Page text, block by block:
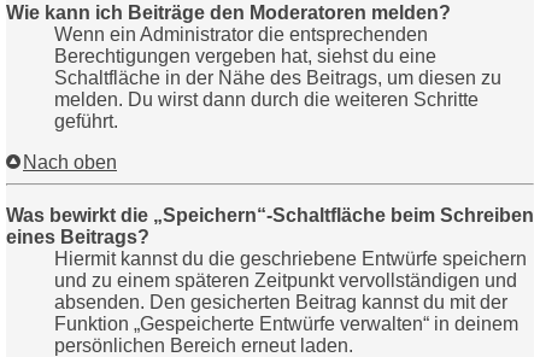
Wie kann ich Beiträge den Moderatoren melden?
Wenn ein Administrator die entsprechenden
Berechtigungen vergeben hat, siehst du eine
Schaltfläche in der Nähe des Beitrags, um diesen zu
melden. Du wirst dann durch die weiteren Schritte
geführt.
Nach oben
Was bewirkt die „Speichern“-Schaltfläche beim Schreiben
eines Beitrags?
Hiermit kannst du die geschriebene Entwürfe speichern
und zu einem späteren Zeitpunkt vervollständigen und
absenden. Den gesicherten Beitrag kannst du mit der
Funktion „Gespeicherte Entwürfe verwalten“ in deinem
persönlichen Bereich erneut laden.